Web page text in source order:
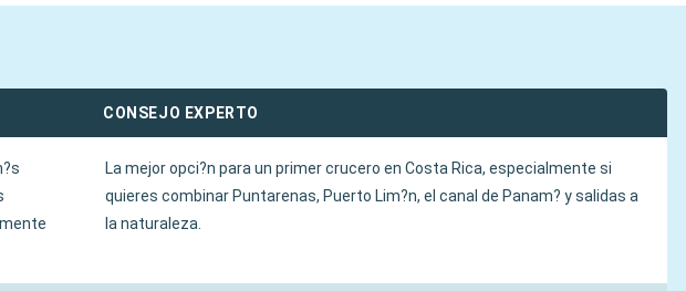
CONSEJO EXPERTO
La mejor opci?n para un primer crucero en Costa Rica, especialmente si
quieres combinar Puntarenas, Puerto Lim?n, el canal de Panam? y salidas a
la naturaleza.